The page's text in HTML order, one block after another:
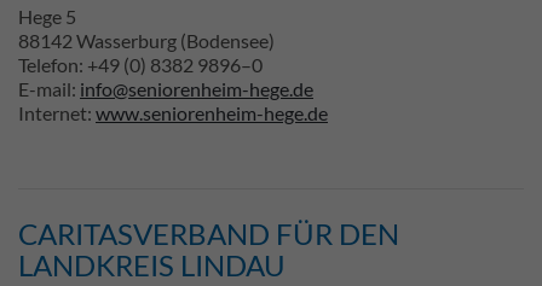
Hege 5
88142 Wasserburg (Bodensee)
Telefon: +49 (0) 8382 9896–0
E-mail: info@seniorenheim-hege.de
Internet: www.seniorenheim-hege.de
CARITASVERBAND FÜR DEN
LANDKREIS LINDAU